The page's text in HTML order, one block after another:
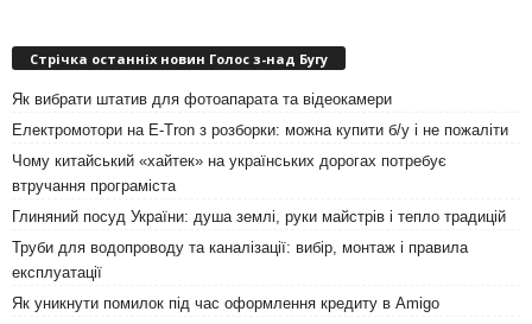
Стрічка останніх новин Голос з-над Бугу
Як вибрати штатив для фотоапарата та відеокамери
Електромотори на E-Tron з розборки: можна купити б/у і не пожаліти
Чому китайський «хайтек» на українських дорогах потребує
втручання програміста
Глиняний посуд України: душа землі, руки майстрів і тепло традицій
Труби для водопроводу та каналізації: вибір, монтаж і правила
експлуатації
Як уникнути помилок під час оформлення кредиту в Amigo